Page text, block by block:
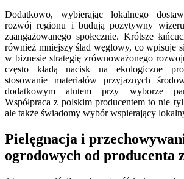
Dodatkowo, wybierając lokalnego
rozwój regionu i budują pozytywny
zaangażowanego społecznie. Krótsze
również mniejszy ślad węglowy, co wpisuje
w biznesie strategię zrównoważonego
często kładą nacisk na ekologiczne
stosowanie materiałów przyjaznych
dodatkowym atutem przy wyborze
Współpraca z polskim producentem to nie
ale także świadomy wybór wspierający
Pielęgnacja i
ogrodowych od producenta